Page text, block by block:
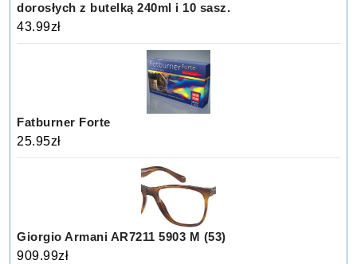
dorosłych z butelką 240ml i 10 sasz.
43.99zł
Fatburner Forte
25.95zł
Giorgio Armani AR7211 5903 M (53)
909.99zł